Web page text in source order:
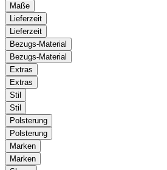
Maße
Lieferzeit
Lieferzeit
Bezugs-Material
Bezugs-Material
Extras
Extras
Stil
Stil
Polsterung
Polsterung
Marken
Marken